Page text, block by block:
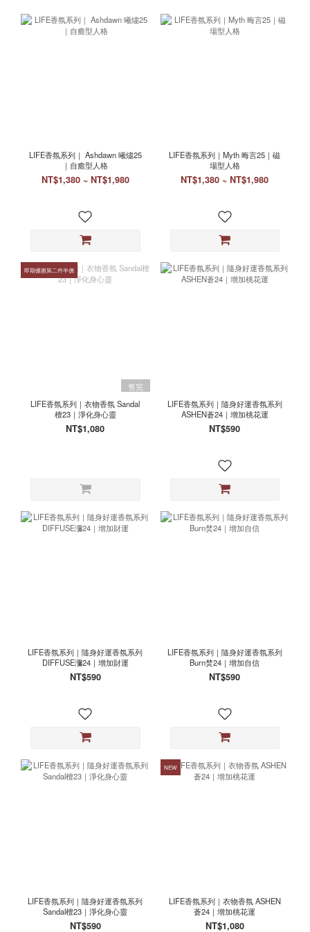
LIFE香氛系列｜ Ashdawn 曦燼25
｜自癒型人格
NT$1,380 ~ NT$1,980
LIFE香氛系列｜Myth 晦言25｜磁
場型人格
NT$1,380 ~ NT$1,980
即期優惠第二件半價
售完
LIFE香氛系列｜衣物香氛 Sandal
檀23｜淨化身心靈
NT$1,080
LIFE香氛系列｜隨身好運香氛系列
ASHEN蒼24｜增加桃花運
NT$590
LIFE香氛系列｜隨身好運香氛系列
DIFFUSE瀰24｜增加財運
NT$590
LIFE香氛系列｜隨身好運香氛系列
Burn焚24｜增加自信
NT$590
LIFE香氛系列｜隨身好運香氛系列
Sandal檀23｜淨化身心靈
NT$590
NEW
LIFE香氛系列｜衣物香氛 ASHEN
蒼24｜增加桃花運
NT$1,080